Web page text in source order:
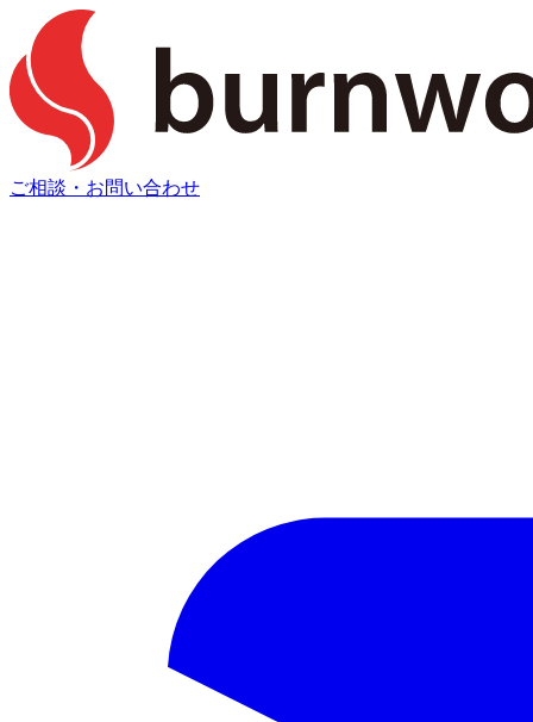
ご相談・お問い合わせ